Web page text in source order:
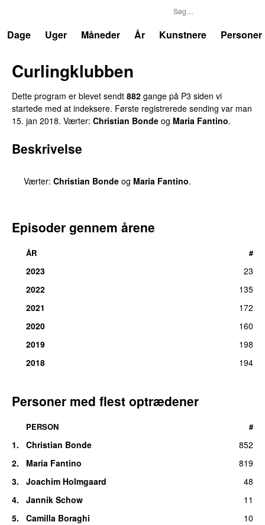
Dage
Uger Måneder År Kunstnere Personer
Curlingklubben
Dette program er blevet sendt 882 gange på P3 siden vi
startede med at indeksere. Første registrerede sending var man
15. jan 2018. Værter: Christian Bonde og Maria Fantino.
Beskrivelse
Værter: Christian Bonde og Maria Fantino.
Episoder gennem årene
ÅR #
2023
23
2022
135
2021
172
2020
160
2019
198
2018
194
Personer med flest optrædener
PERSON #
1. Christian Bonde
852
2.
Maria Fantino
819
3.
Joachim Holmgaard
48
4.
Jannik Schow
11
5.
Camilla Boraghi
10